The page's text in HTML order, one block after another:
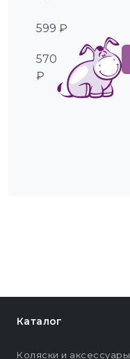
599 ₽
570
₽
Каталог
Коляски и аксессуары